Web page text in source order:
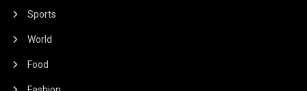
Sports
World
Food